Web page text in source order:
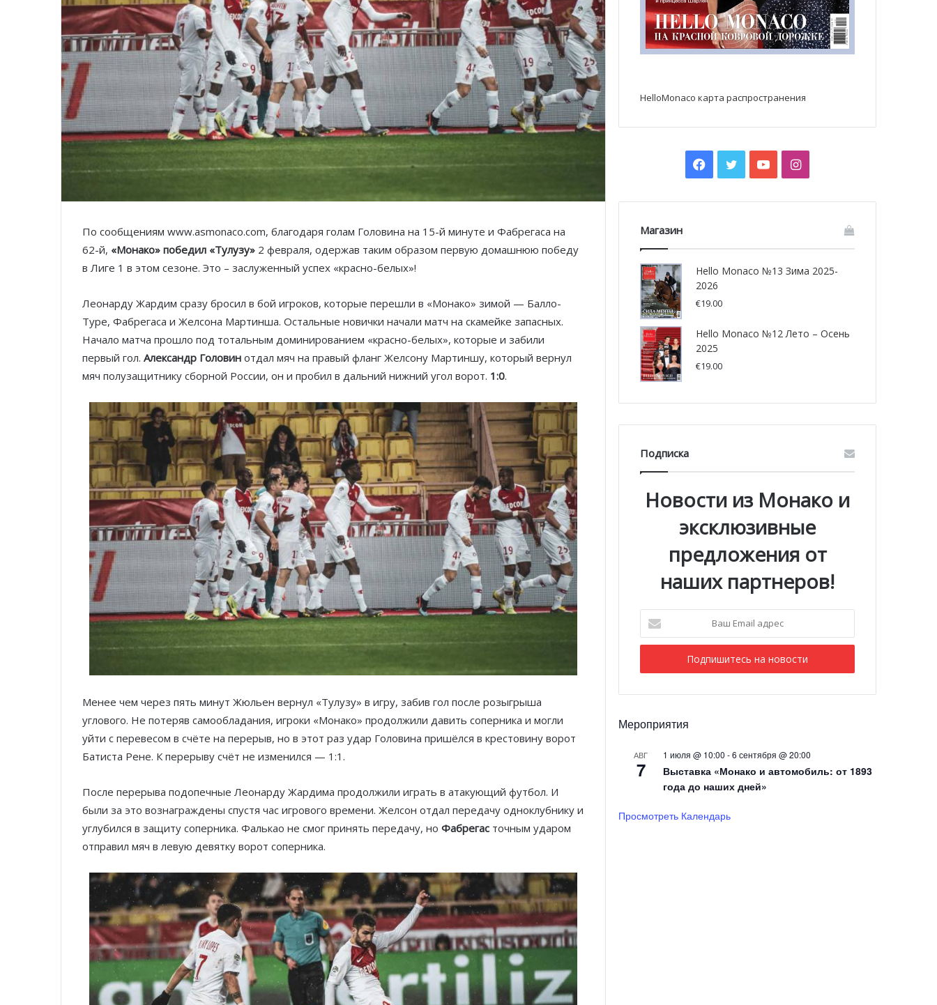
По сообщениям www.asmonaco.com, благодаря голам Головина на 15-й минуте и Фабрегаса на
62-й, «Монако» победил «Тулузу» 2 февраля, одержав таким образом первую домашнюю победу
в Лиге 1 в этом сезоне. Это – заслуженный успех «красно-белых»!
Леонарду Жардим сразу бросил в бой игроков, которые перешли в «Монако» зимой — Балло-
Туре, Фабрегаса и Желсона Мартинша. Остальные новички начали матч на скамейке запасных.
Начало матча прошло под тотальным доминированием «красно-белых», которые и забили
первый гол. Александр Головин отдал мяч на правый фланг Желсону Мартиншу, который вернул
мяч полузащитнику сборной России, он и пробил в дальний нижний угол ворот. 1:0.
Менее чем через пять минут Жюльен вернул «Тулузу» в игру, забив гол после розыгрыша
углового. Не потеряв самообладания, игроки «Монако» продолжили давить соперника и могли
уйти с перевесом в счёте на перерыв, но в этот раз удар Головина пришёлся в крестовину ворот
Батиста Рене. К перерыву счёт не изменился — 1:1.
После перерыва подопечные Леонарду Жардима продолжили играть в атакующий футбол. И
были за это вознаграждены спустя час игрового времени. Желсон отдал передачу одноклубнику и
углубился в защиту соперника. Фалькао не смог принять передачу, но Фабрегас точным ударом
отправил мяч в левую девятку ворот соперника.
HelloMonaco карта распространения
Facebook
TwitterYouTubeInstagram
Магазин
Hello Monaco №13 Зима 2025-
2026
€19.00
Hello Monaco №12 Лето – Осень
2025
€19.00
Подписка
Новости из Монако и
эксклюзивные
предложения от
наших партнеров!
Email
адрес
Мероприятия
АВГ
7
1 июля @ 10:00 -6 сентября @ 20:00
Выставка «Монако и автомобиль: от 1893
года до наших дней»
Просмотреть Календарь